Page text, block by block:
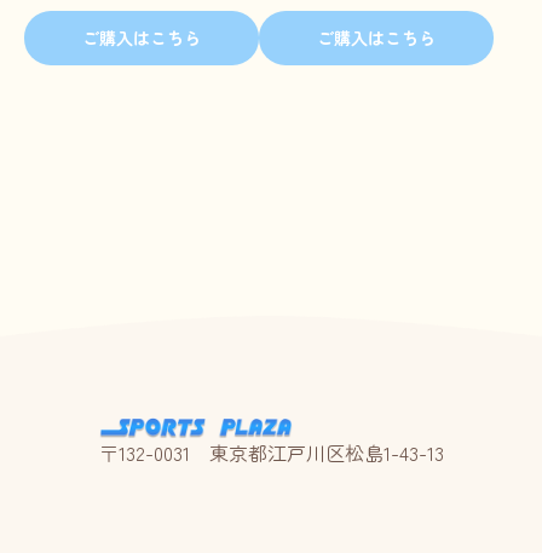
ご購入はこちら ご購入はこちら
〒132-0031 東京都江戸川区松島1-43-13